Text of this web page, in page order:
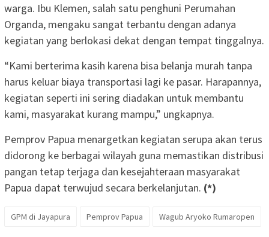
warga. Ibu Klemen, salah satu penghuni Perumahan
Organda, mengaku sangat terbantu dengan adanya
kegiatan yang berlokasi dekat dengan tempat tinggalnya.
“Kami berterima kasih karena bisa belanja murah tanpa
harus keluar biaya transportasi lagi ke pasar. Harapannya,
kegiatan seperti ini sering diadakan untuk membantu
kami, masyarakat kurang mampu,” ungkapnya.
Pemprov Papua menargetkan kegiatan serupa akan terus
didorong ke berbagai wilayah guna memastikan distribusi
pangan tetap terjaga dan kesejahteraan masyarakat
Papua dapat terwujud secara berkelanjutan. (*)
GPM di Jayapura Pemprov Papua Wagub Aryoko Rumaropen